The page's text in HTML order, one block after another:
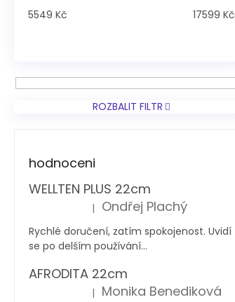
5549 Kč 17599 Kč
ROZBALIT FILTR
hodnoceni
WELLTEN PLUS 22cm
Hodnocení produktu je 5 z 5 hvězdiček.
| Ondřej Plachý
Rychlé doručení, zatím spokojenost. Uvidí
se po delším používání...
AFRODITA 22cm
Hodnocení produktu je 5 z 5 hvězdiček.
| Monika Benediková